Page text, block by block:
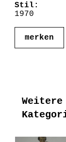
Stil:
1970
merken